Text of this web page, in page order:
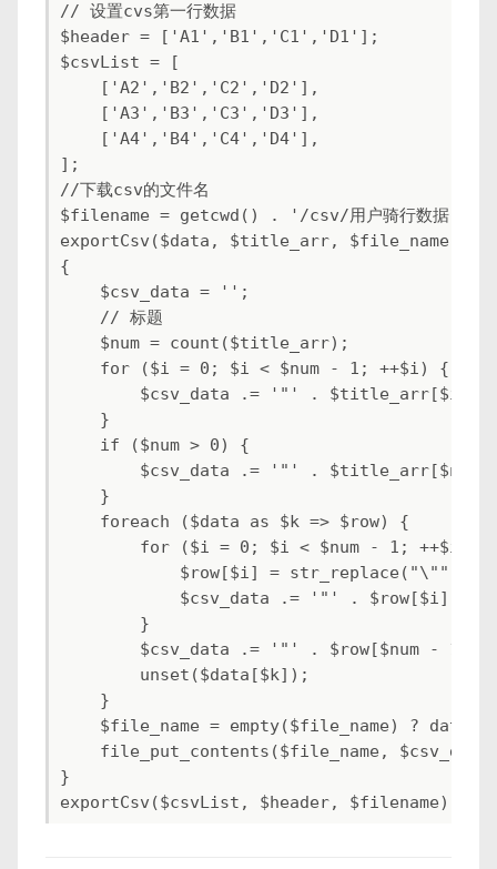
// 设置cvs第一行数据
$header = ['A1','B1','C1','D1'];
$csvList = [
    ['A2','B2','C2','D2'],
    ['A3','B3','C3','D3'],
    ['A4','B4','C4','D4'],
];
//下载csv的文件名
$filename = getcwd() . '/csv/用户骑行数据'
exportCsv($data, $title_arr, $file_name =
{
    $csv_data = '';
    // 标题
    $num = count($title_arr);
    for ($i = 0; $i < $num - 1; ++$i) {
$csv_data .= '"' . $title_arr[$i] .
    }
    if ($num > 0) {
$csv_data .= '"' . $title_arr[$num
    }
    foreach ($data as $k => $row) {
        for ($i = 0; $i < $num - 1; ++$i) {
$row[$i] = str_replace("\"",
$csv_data .= '"' . $row[$i] .
        }
$csv_data .= '"' . $row[$num - 1] .
        unset($data[$k]);
    }
$file_name = empty($file_name) ?
file_put_contents($file_name,
}
exportCsv($csvList, $header, $filename);